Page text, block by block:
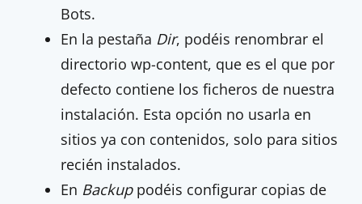
Bots.
En la pestaña Dir, podéis renombrar el
directorio wp-content, que es el que por
defecto contiene los ficheros de nuestra
instalación. Esta opción no usarla en
sitios ya con contenidos, solo para sitios
recién instalados.
En Backuppodéis configurar copias de